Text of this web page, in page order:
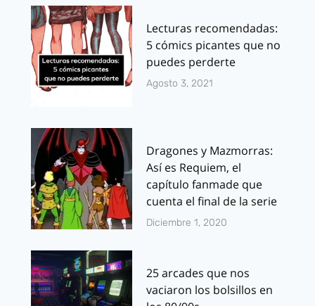
Lecturas recomendadas:
5 cómics picantes que no
puedes perderte
Agosto 3, 2021
Dragones y Mazmorras:
Así es Requiem, el
capítulo fanmade que
cuenta el final de la serie
Diciembre 1, 2020
25 arcades que nos
vaciaron los bolsillos en